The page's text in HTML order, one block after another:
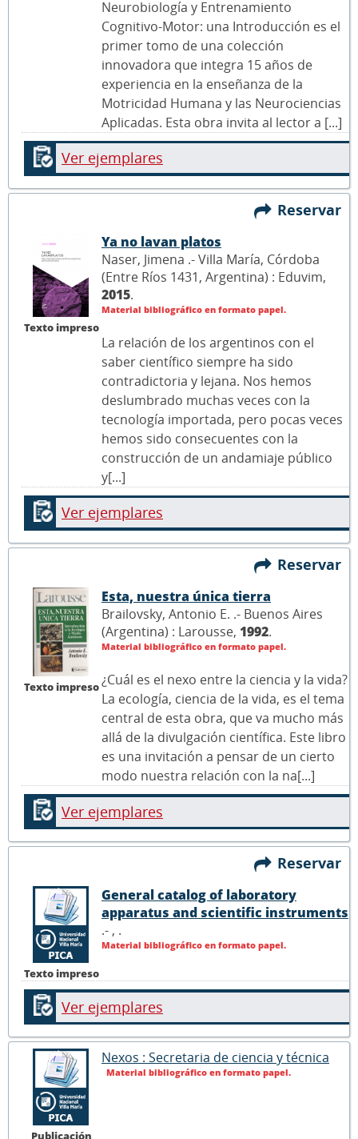
Neurobiología y Entrenamiento
Cognitivo-Motor: una Introducción es el
primer tomo de una colección
innovadora que integra 15 años de
experiencia en la enseñanza de la
Motricidad Humana y las Neurociencias
Aplicadas. Esta obra invita al lector a [...]
Ver ejemplares
Reservar
Texto impreso
Ya no lavan platos
Naser, Jimena .- Villa María, Córdoba
(Entre Ríos 1431, Argentina) : Eduvim,
2015.
Material bibliográfico en formato papel.
La relación de los argentinos con el
saber científico siempre ha sido
contradictoria y lejana. Nos hemos
deslumbrado muchas veces con la
tecnología importada, pero pocas veces
hemos sido consecuentes con la
construcción de un andamiaje público
y[...]
Ver ejemplares
Reservar
Texto impreso
Esta, nuestra única tierra
Brailovsky, Antonio E. .- Buenos Aires
(Argentina) : Larousse, 1992.
Material bibliográfico en formato papel.
¿Cuál es el nexo entre la ciencia y la vida?
La ecología, ciencia de la vida, es el tema
central de esta obra, que va mucho más
allá de la divulgación científica. Este libro
es una invitación a pensar de un cierto
modo nuestra relación con la na[...]
Ver ejemplares
Reservar
Texto impreso
General catalog of laboratory
apparatus and scientific instruments
.- , .
Material bibliográfico en formato papel.
Ver ejemplares
Publicación
Nexos : Secretaria de ciencia y técnica
Material bibliográfico en formato papel.